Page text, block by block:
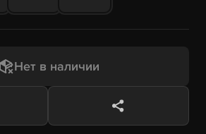
Нет в наличии